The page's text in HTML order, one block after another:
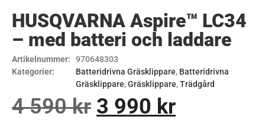
HUSQVARNA Aspire™ LC34
– med batteri och laddare
Artikelnummer:
970648303
Kategorier:
Batteridrivna Gräsklippare, Batteridrivna
Gräsklippare,Gräsklippare,Trädgård
4 590kr 3 990 kr